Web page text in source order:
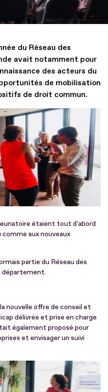
du Réseau des
avait notamment pour
des acteurs du
de mobilisation
de droit commun.
étaient tout d'abord
comme aux nouveaux
partie du Réseau des
département.
nouvelle offre de conseil et
délivrée et prise en charge
également proposé pour
et envisager un suivi